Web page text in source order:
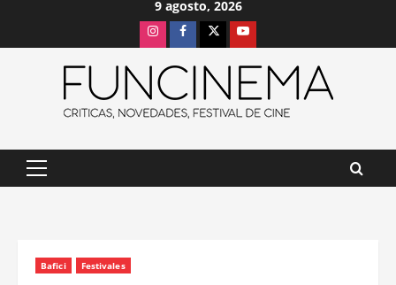
9 agosto, 2026
InstagramFacebook
X Youtube
Menú
Bafici Festivales